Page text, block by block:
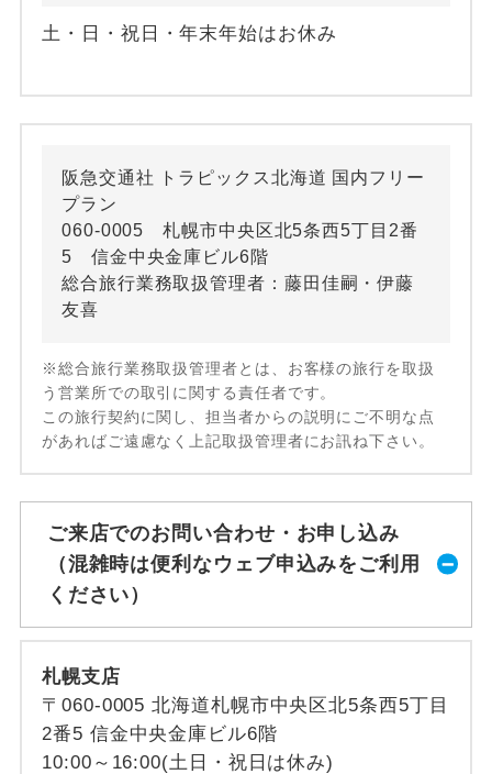
土・日・祝日・年末年始はお休み
阪急交通社 トラピックス北海道 国内フリー
プラン
060-0005 札幌市中央区北5条西5丁目2番
5 信金中央金庫ビル6階
総合旅行業務取扱管理者：藤田佳嗣・伊藤
友喜
※総合旅行業務取扱管理者とは、お客様の旅行を取扱
う営業所での取引に関する責任者です。
この旅行契約に関し、担当者からの説明にご不明な点
があればご遠慮なく上記取扱管理者にお訊ね下さい。
ご来店でのお問い合わせ・お申し込み
（混雑時は便利なウェブ申込みをご利用
ください）
札幌支店
〒060-0005 北海道札幌市中央区北5条西5丁目
2番5 信金中央金庫ビル6階
10:00～16:00(土日・祝日は休み)